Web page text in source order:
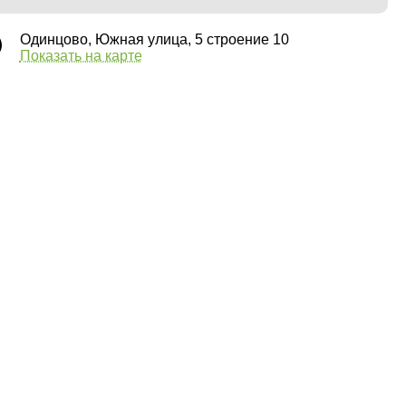
Одинцово, Южная улица, 5 строение 10
Показать на карте